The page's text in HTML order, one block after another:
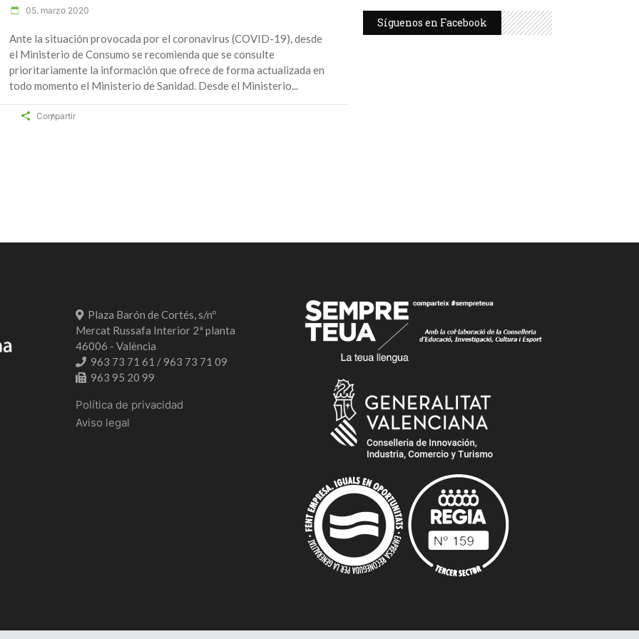
05. marzo 2020
Ante la situación provocada por el coronavirus (COVID-19), desde
el Ministerio de Consumo se recomienda que se consulte
prioritariamente la información que ofrece de forma actualizada en
todo momento el Ministerio de Sanidad. Desde el Ministerio
Compartir
Síguenos en Facebook
Plaza Barón de Cortés, s/nº
Mercat Russafa Interior 2ª planta
46006 - València
963 73 71 61 / 963 73 71 09
963 95 20 99
Política de privacidad
Aviso legal